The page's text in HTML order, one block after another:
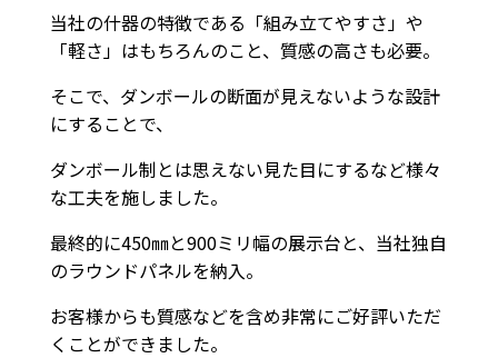
当社の什器の特徴である「組み立てやすさ」や
「軽さ」はもちろんのこと、質感の高さも必要。
そこで、ダンボールの断面が見えないような設計
にすることで、
ダンボール制とは思えない見た目にするなど様々
な工夫を施しました。
最終的に450㎜と900ミリ幅の展示台と、当社独自
のラウンドパネルを納入。
お客様からも質感などを含め非常にご好評いただ
くことができました。